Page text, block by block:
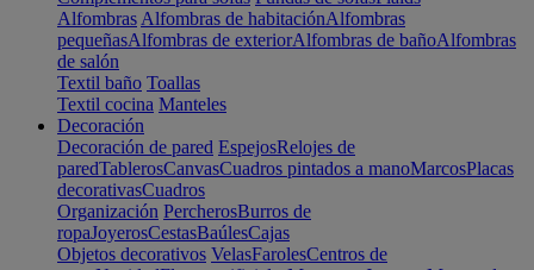
Alfombras Alfombras de habitaciónAlfombras
pequeñasAlfombras de exteriorAlfombras de bañoAlfombras
de salón
Textil baño Toallas
Textil cocina Manteles
Decoración
Decoración de pared EspejosRelojes de
paredTablerosCanvasCuadros pintados a manoMarcosPlacas
decorativasCuadros
Organización PercherosBurros de
ropaJoyerosCestasBaúlesCajas
Objetos decorativos VelasFarolesCentros de